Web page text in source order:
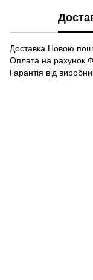
Доставка Новою
Оплата на рахунок
Гарантія від